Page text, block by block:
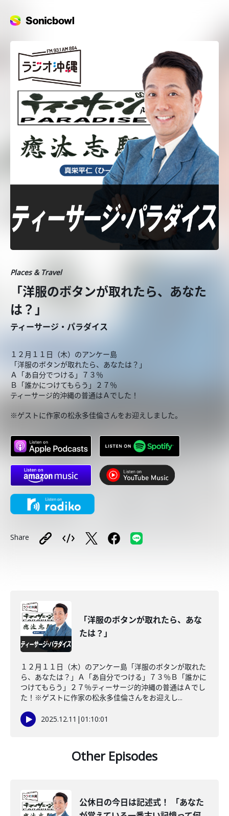
Places & Travel
「洋服のボタンが取れたら、あなた
は？」
ティーサージ・パラダイス
１２月１１日（木）のアンケー島
「洋服のボタンが取れたら、あなたは？」
Ａ「あ自分でつける」７３％
Ｂ「誰かにつけてもらう」２７％
ティーサージ的沖縄の普通はＡでした！
※ゲストに作家の松永多佳倫さんをお迎えしました。
Share
「洋服のボタンが取れたら、あな
たは？」
１２月１１日（木）のアンケー島「洋服のボタンが取れた
ら、あなたは？」Ａ「あ自分でつける」７３％Ｂ「誰かに
つけてもらう」２７％ティーサージ的沖縄の普通はＡでし
た！※ゲストに作家の松永多佳倫さんをお迎えし...
2025.12.11 |01:10:01
Other Episodes
公休日の今日は記述式！ 「あなた